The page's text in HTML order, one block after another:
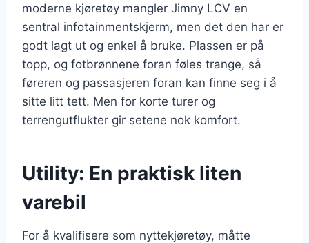
moderne kjøretøy mangler Jimny LCV en
sentral infotainmentskjerm, men det den har er
godt lagt ut og enkel å bruke. Plassen er på
topp, og fotbrønnene foran føles trange, så
føreren og passasjeren foran kan finne seg i å
sitte litt tett. Men for korte turer og
terrengutflukter gir setene nok komfort.
Utility: En praktisk liten
varebil
For å kvalifisere som nyttekjøretøy, måtte